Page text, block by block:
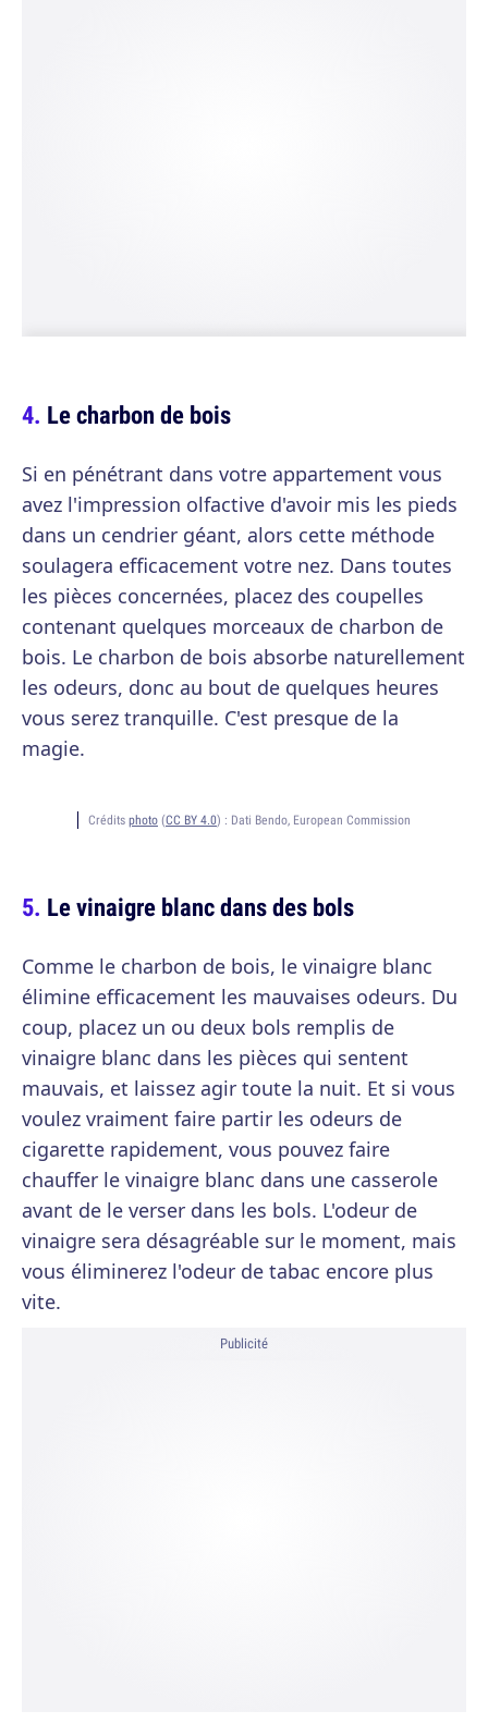
Le charbon de bois
Si en pénétrant dans votre appartement vous
avez l'impression olfactive d'avoir mis les pieds
dans un cendrier géant, alors cette méthode
soulagera efficacement votre nez. Dans toutes
les pièces concernées, placez des coupelles
contenant quelques morceaux de charbon de
bois. Le charbon de bois absorbe naturellement
les odeurs, donc au bout de quelques heures
vous serez tranquille. C'est presque de la
magie.
Crédits photo (CC BY 4.0) : Dati Bendo, European Commission
Le vinaigre blanc dans des bols
Comme le charbon de bois, le vinaigre blanc
élimine efficacement les mauvaises odeurs. Du
coup, placez un ou deux bols remplis de
vinaigre blanc dans les pièces qui sentent
mauvais, et laissez agir toute la nuit. Et si vous
voulez vraiment faire partir les odeurs de
cigarette rapidement, vous pouvez faire
chauffer le vinaigre blanc dans une casserole
avant de le verser dans les bols. L'odeur de
vinaigre sera désagréable sur le moment, mais
vous éliminerez l'odeur de tabac encore plus
vite.
Publicité